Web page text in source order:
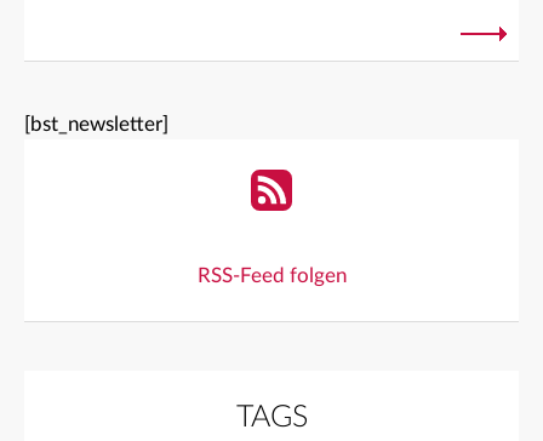
[bst_newsletter]
RSS-Feed folgen
TAGS